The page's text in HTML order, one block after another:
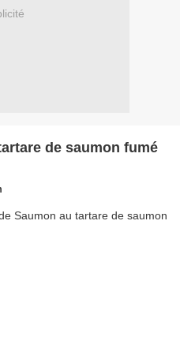
de saumon fumé